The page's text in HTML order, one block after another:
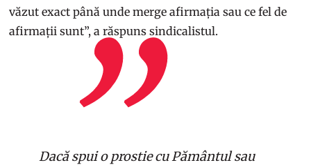
văzut exact până unde merge afirmația sau ce fel de
afirmații sunt”, a răspuns sindicalistul.
Dacă spui o prostie cu Pământul sau